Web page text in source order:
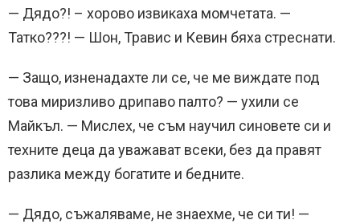
— Дядо?! – хорово извикаха момчетата. —
Татко???! — Шон, Травис и Кевин бяха стреснати.
— Защо, изненадахте ли се, че ме виждате под
това миризливо дрипаво палто? — ухили се
Майкъл. — Мислех, че съм научил синовете си и
техните деца да уважават всеки, без да правят
разлика между богатите и бедните.
— Дядо, съжаляваме, не знаехме, че си ти! —